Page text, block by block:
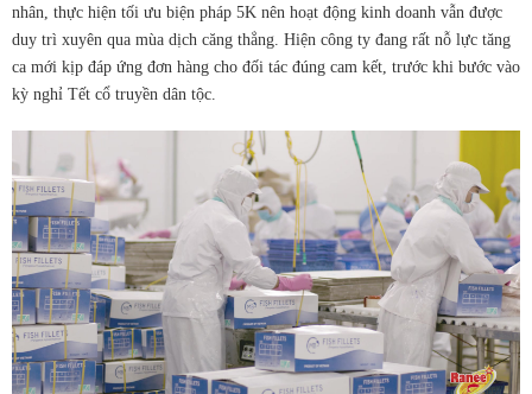
nhân, thực hiện tối ưu biện pháp 5K nên hoạt động kinh doanh vẫn được
duy trì xuyên qua mùa dịch căng thẳng. Hiện công ty đang rất nỗ lực tăng
ca mới kịp đáp ứng đơn hàng cho đối tác đúng cam kết, trước khi bước vào
kỳ nghỉ Tết cổ truyền dân tộc.